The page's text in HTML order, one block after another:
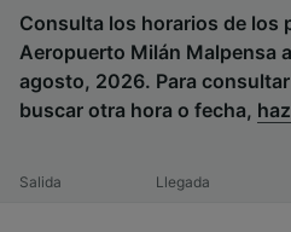
Consulta los horarios de los
Aeropuerto Milán Malpensa
agosto, 2026. Para
buscar otra hora o fecha,
Salida Llegada